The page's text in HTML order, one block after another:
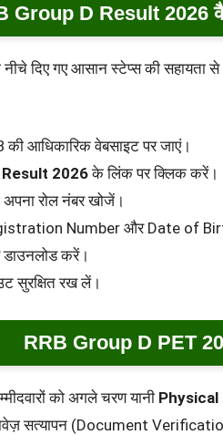
Group D Result 2026
नीचे दिए गए आसान स्टेप्स की
आधिकारिक वेबसाइट पर जाएं।
Result 2026के लिंक पर क्लिक करें।
अपना रोल नंबर खोजें।
Number और Date of
डाउनलोड करें।
सुरक्षित रख लें।
RRB Group D PET
को अगले चरण यानी
सत्यापन (Document